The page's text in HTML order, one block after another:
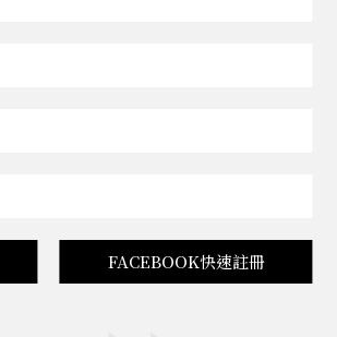
FACEBOOK快速註冊